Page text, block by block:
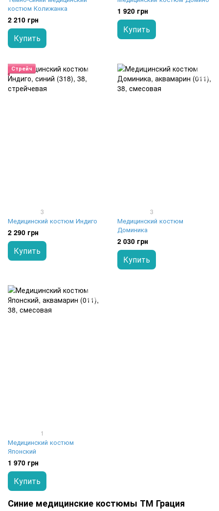
костюм Колижанка
2 210 грн
Купить
1 920 грн
Купить
Стрейч
3
Медицинский костюм Индиго
2 290 грн
Купить
3
Медицинский костюм
Доминика
2 030 грн
Купить
1
Медицинский костюм
Японский
1 970 грн
Купить
Синие медицинские костюмы ТМ Грация